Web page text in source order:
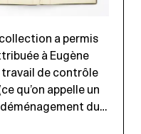
a permis
à Eugène
travail de contrôle
qu’on appelle un
du…